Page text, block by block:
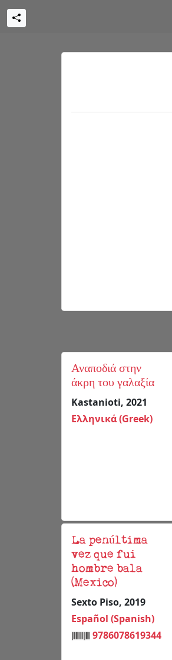
Αναποδιά στην
άκρη του γαλαξία
Kastanioti, 2021
Ελληνικά (Greek)
La penúltima
vez que fui
hombre bala
(Mexico)
Sexto Piso, 2019
Español (Spanish)
9786078619344